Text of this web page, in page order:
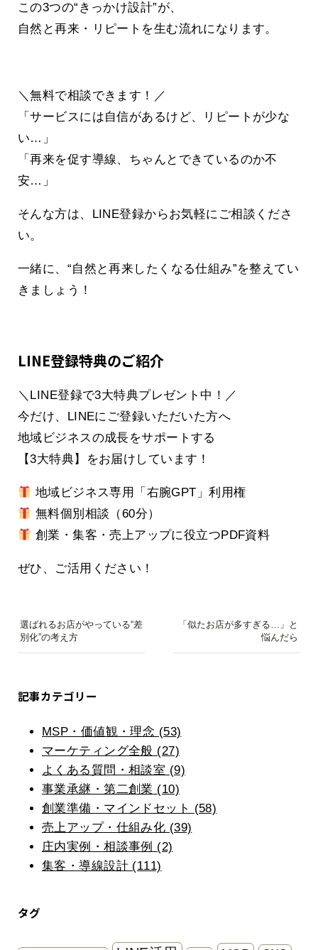
この3つの“きっかけ設計”が、
自然と再来・リピートを生む流れになります。
＼無料で相談できます！／
「サービスには自信があるけど、リピートが少な
い…」
「再来を促す導線、ちゃんとできているのか不
安…」
そんな方は、LINE登録からお気軽にご相談くださ
い。
一緒に、“自然と再来したくなる仕組み”を整えてい
きましょう！
LINE登録特典のご紹介
＼LINE登録で3大特典プレゼント中！／
今だけ、LINEにご登録いただいた方へ
地域ビジネスの成長をサポートする
【3大特典】をお届けしています！
地域ビジネス専用「右腕GPT」利用権
無料個別相談（60分）
創業・集客・売上アップに役立つPDF資料
ぜひ、ご活用ください！
選ばれるお店がやっている“差
別化”の考え方
「似たお店が多すぎる…」と
悩んだら
記事カテゴリー
MSP・価値観・理念 (53)
マーケティング全般 (27)
よくある質問・相談室 (9)
事業承継・第二創業 (10)
創業準備・マインドセット (58)
売上アップ・仕組み化 (39)
庄内実例・相談事例 (2)
集客・導線設計 (111)
タグ